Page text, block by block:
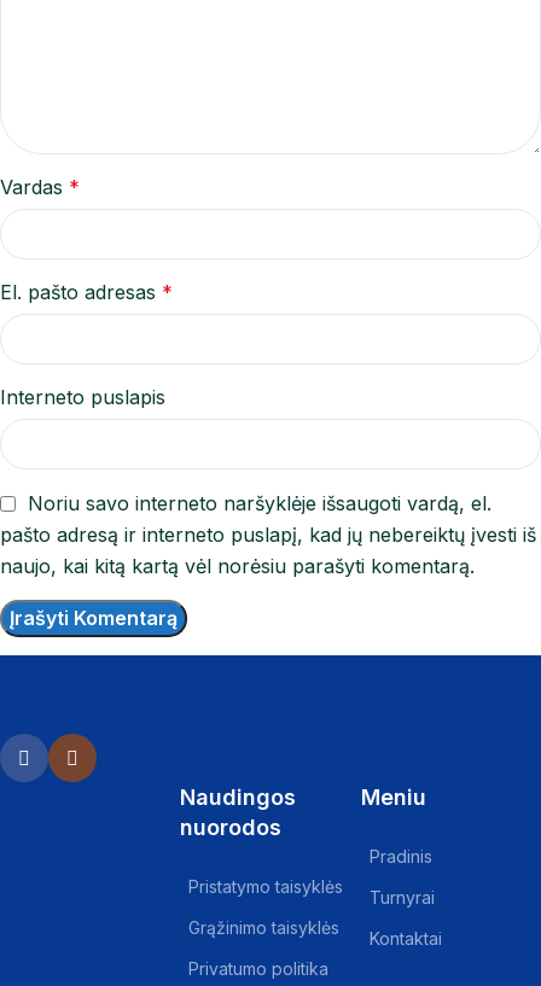
Vardas *
El. pašto adresas *
Interneto puslapis
Noriu savo interneto naršyklėje išsaugoti vardą, el.
pašto adresą ir interneto puslapį, kad jų nebereiktų įvesti iš
naujo, kai kitą kartą vėl norėsiu parašyti komentarą.
Naudingos
nuorodos
Pristatymo taisyklės
Grąžinimo taisyklės
Privatumo politika
Meniu
Pradinis
Turnyrai
Kontaktai